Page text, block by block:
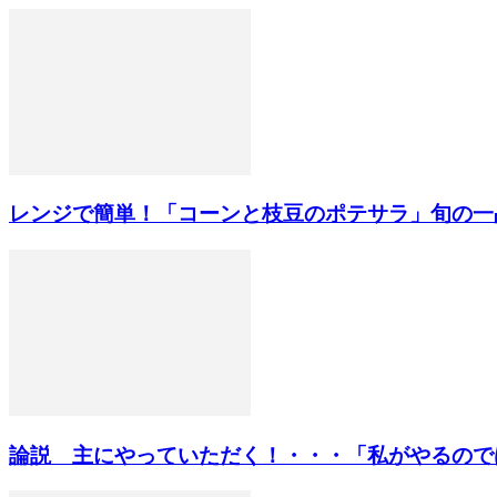
レンジで簡単！「コーンと枝豆のポテサラ」旬の
論説 主にやっていただく！・・・「私がやるので